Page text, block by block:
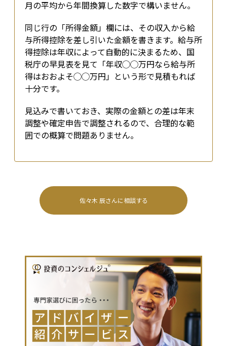
月の平均から年間換算した数字で構いません。
同じ行の「所得金額」欄には、その収入から給
与所得控除を差し引いた金額を書きます。給与所
得控除は年収によって自動的に決まるため、国
税庁の早見表を見て「年収◯◯万円なら給与所
得はおおよそ◯◯万円」という形で見積もれば
十分です。
見込みで書いておき、実際の金額との差は年末
調整や確定申告で調整されるので、合理的な範
囲での概算で問題ありません。
佐々木 辰さんに相談する